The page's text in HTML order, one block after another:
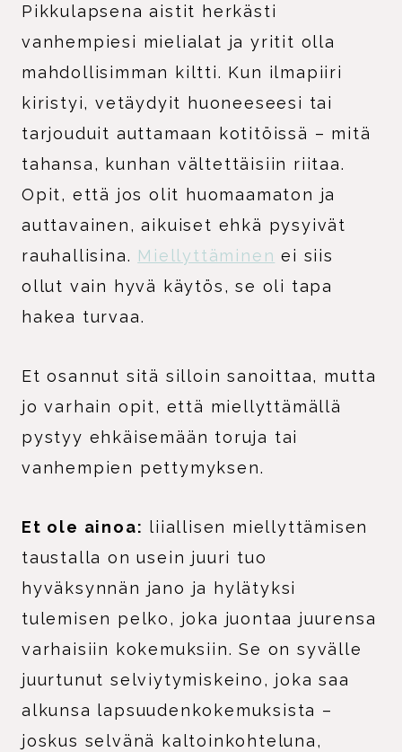
Pikkulapsena aistit herkästi
vanhempiesi mielialat ja yritit olla
mahdollisimman kiltti. Kun ilmapiiri
kiristyi, vetäydyit huoneeseesi tai
tarjouduit auttamaan kotitöissä – mitä
tahansa, kunhan vältettäisiin riitaa.
Opit, että jos olit huomaamaton ja
auttavainen, aikuiset ehkä pysyivät
rauhallisina. Miellyttäminen ei siis
ollut vain hyvä käytös, se oli tapa
hakea turvaa.
Et osannut sitä silloin sanoittaa, mutta
jo varhain opit, että miellyttämällä
pystyy ehkäisemään toruja tai
vanhempien pettymyksen.
Et ole ainoa: liiallisen miellyttämisen
taustalla on usein juuri tuo
hyväksynnän jano ja hylätyksi
tulemisen pelko, joka juontaa juurensa
varhaisiin kokemuksiin. Se on syvälle
juurtunut selviytymiskeino, joka saa
alkunsa lapsuudenkokemuksista –
joskus selvänä kaltoinkohteluna,